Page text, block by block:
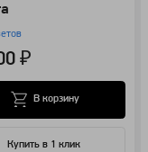
₽
Купить в 1 клик
В корзину